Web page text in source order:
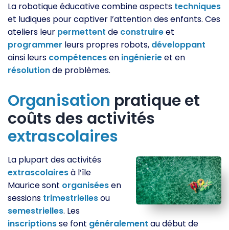
La robotique éducative combine aspects techniques
et ludiques pour captiver l’attention des enfants. Ces
ateliers leur permettent de construireet
programmer leurs propres robots, développant
ainsi leurs compétencesen ingénierieet en
résolutionde problèmes.
Organisation pratique et
coûts des activités
extrascolaires
La plupart des activités
extrascolairesà l’île
Maurice sont organiséesen
sessions trimestriellesou
semestrielles. Les
inscriptionsse font généralement au début de